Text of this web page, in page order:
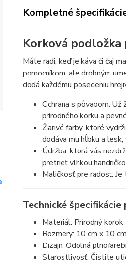
Kompletné
Korková
Máte radi, keď je káva či čaj
pomocníkom, ale drobným
dodá každému posedeniu
Ochrana s pôvabom: Už
prírodného korku a
Žiarivé farby, ktoré
dodáva mu hĺbku a lesk,
Údržba, ktorá vás
pretrieť vlhkou
Maličkosť pre radosť: Je
Technické špecifikácie
Materiál: Prírodný korok
Rozmery: 10 cm x 10
Dizajn: Odolná
Starostlivosť: Čistite